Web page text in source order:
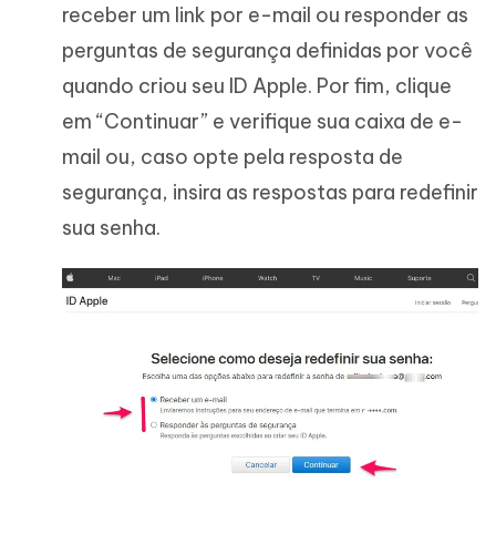
receber um link por e-mail ou responder as
perguntas de segurança definidas por você
quando criou seu ID Apple. Por fim, clique
em “Continuar” e verifique sua caixa de e-
mail ou, caso opte pela resposta de
segurança, insira as respostas para redefinir
sua senha.